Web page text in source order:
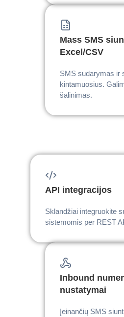
Mass SMS
Excel/CSV
SMS sudarymas ir
kintamuosius.
šalinimas.
API integracijos
Sklandžiai integruokite
sistemomis per REST
Inbound
nustatymai
Įeinančių SMS